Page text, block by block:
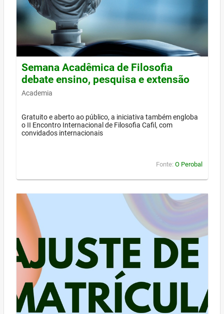
Semana Acadêmica de Filosofia
debate ensino, pesquisa e extensão
Academia
Gratuito e aberto ao público, a iniciativa também engloba
o II Encontro Internacional de Filosofia Cafil, com
convidados internacionais
Fonte: O Perobal